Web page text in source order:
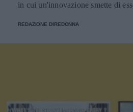
in cui un'innovazione smette di
REDAZIONE DIREDONNA